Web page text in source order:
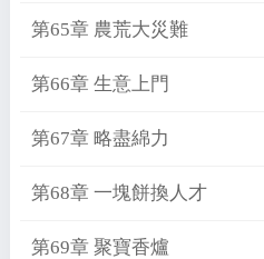
第65章 農荒大災難
第66章 生意上門
第67章 略盡綿力
第68章 一塊餅換人才
第69章 聚寶香爐